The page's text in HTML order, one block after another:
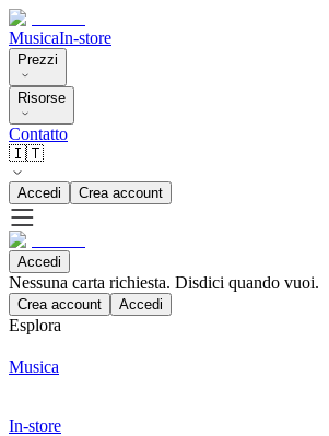
MusicaIn-store
Prezzi
Risorse
Contatto
🇮🇹
Accedi Crea account
Accedi
Nessuna carta richiesta. Disdici quando vuoi.
Crea account Accedi
Esplora
Musica
In-store